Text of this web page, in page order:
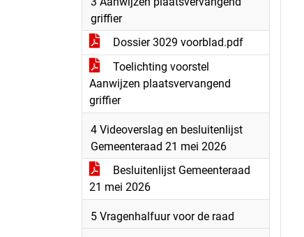
griffier
Dossier 3029 voorblad.pdf
Toelichting voorstel
Aanwijzen plaatsvervangend
griffier
4 Videoverslag en besluitenlijst
Gemeenteraad 21 mei 2026
Besluitenlijst Gemeenteraad
21 mei 2026
5 Vragenhalfuur voor de raad